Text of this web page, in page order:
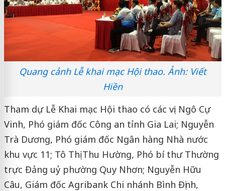
Quang cảnh Lễ khai mạc Hội thao. Ảnh: Viết
Hiền
Tham dự Lễ Khai mạc Hội thao có các vị: Ngô Cự
Vinh, Phó giám đốc Công an tỉnh Gia Lai; Nguyễn
Trà Dương, Phó giám đốc Ngân hàng Nhà nước
khu vực 11; Tô Thị Thu Hường, Phó bí thư Thường
trực Đảng uỷ phường Quy Nhơn; Nguyễn Hữu
Câu, Giám đốc Agribank Chi nhánh Bình Định,